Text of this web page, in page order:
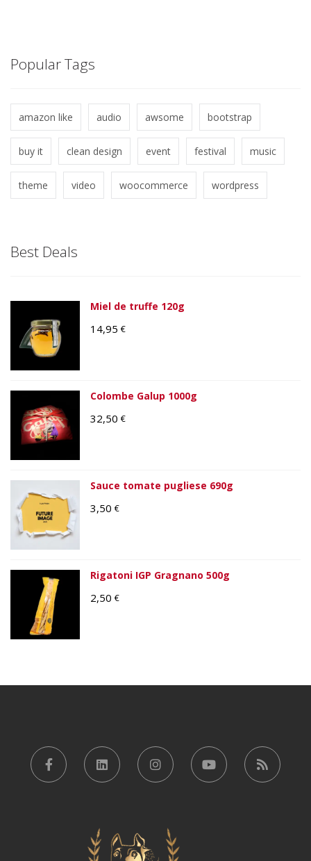
Popular Tags
amazon like audio awsome bootstrap
buy it clean design event festival music
theme video woocommerce wordpress
Best Deals
Miel de truffe 120g
14,95 €
Colombe Galup 1000g
32,50 €
Sauce tomate pugliese 690g
3,50 €
Rigatoni IGP Gragnano 500g
2,50 €